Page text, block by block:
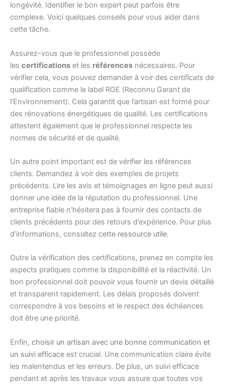
longévité. Identifier le bon expert peut parfois être
complexe. Voici quelques conseils pour vous aider dans
cette tâche.
Assurez-vous que le professionnel possède
les certifications et les références nécessaires. Pour
vérifier cela, vous pouvez demander à voir des certificats de
qualification comme le label RGE (Reconnu Garant de
l’Environnement). Cela garantit que l’artisan est formé pour
des rénovations énergétiques de qualité. Les certifications
attestent également que le professionnel respecte les
normes de sécurité et de qualité.
Un autre point important est de vérifier les références
clients. Demandez à voir des exemples de projets
précédents. Lire les avis et témoignages en ligne peut aussi
donner une idée de la réputation du professionnel. Une
entreprise fiable n’hésitera pas à fournir des contacts de
clients précédents pour des retours d’expérience. Pour plus
d’informations, consultez cette ressource utile.
Outre la vérification des certifications, prenez en compte les
aspects pratiques comme la disponibilité et la réactivité. Un
bon professionnel doit pouvoir vous fournir un devis détaillé
et transparent rapidement. Les délais proposés doivent
correspondre à vos besoins et le respect des échéances
doit être une priorité.
Enfin, choisir un artisan avec une bonne communication et
un suivi efficace est crucial. Une communication claire évite
les malentendus et les erreurs. De plus, un suivi efficace
pendant et après les travaux vous assure que toutes vos